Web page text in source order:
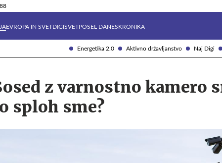
Energetika 2.0 Aktivno državljanstvo Naj Digi
EVROPA IN SVETDIGISVETPOSEL DANESKRONIKA
Tehnik
z varnostno kamero
sploh sme?